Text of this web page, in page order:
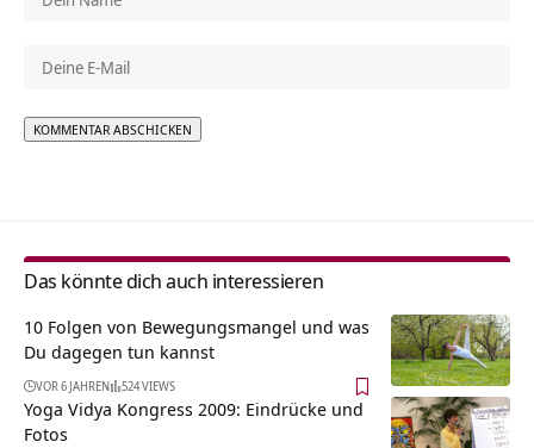
Das könnte dich auch interessieren
10 Folgen von Bewegungsmangel und was
Du dagegen tun kannst
VOR 6 JAHREN 524 VIEWS
Yoga Vidya Kongress 2009: Eindrücke und
Fotos